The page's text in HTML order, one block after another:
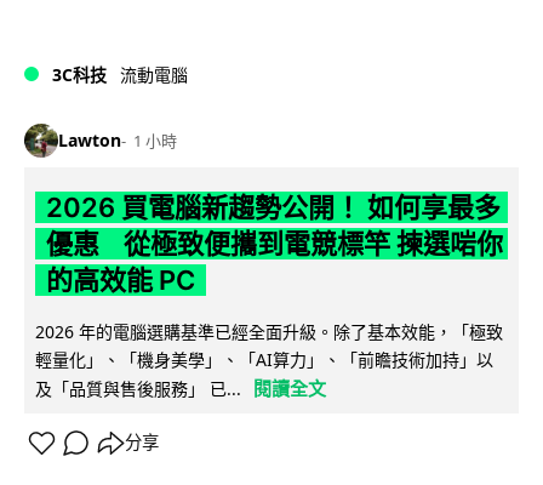
3C科技 流動電腦
Lawton 1 小時
2026 買電腦新趨勢公開！ 如何享最多
優惠 從極致便攜到電競標竿 揀選啱你
的高效能 PC
2026 年的電腦選購基準已經全面升級。除了基本效能，「極致
輕量化」、「機身美學」、「AI算力」、「前瞻技術加持」以
及「品質與售後服務」 已...
閱讀全文
分享